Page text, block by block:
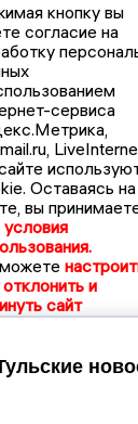
кнопку вы
согласие на
сервиса
Оставаясь на
вы
отклонить и
сайт
Принять